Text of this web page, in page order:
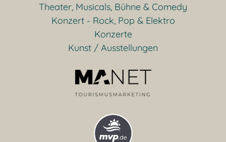
Theater, Musicals, Bühne & Comedy
Konzert - Rock, Pop & Elektro
Konzerte
Kunst / Ausstellungen